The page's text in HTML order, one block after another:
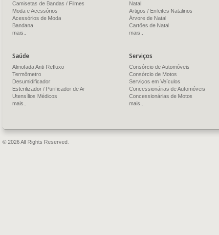
Camisetas de Bandas / Filmes
Moda e Acessórios
Acessórios de Moda
Bandana
mais..
Natal
Artigos / Enfeites Natalinos
Árvore de Natal
Cartões de Natal
mais..
Saúde
Almofada Anti-Refluxo
Termômetro
Desumidificador
Esterilizador / Purificador de Ar
Utensílios Médicos
mais..
Serviços
Consórcio de Automóveis
Consórcio de Motos
Serviços em Veículos
Concessionárias de Automóveis
Concessionárias de Motos
mais..
© 2026 All Rights Reserved.